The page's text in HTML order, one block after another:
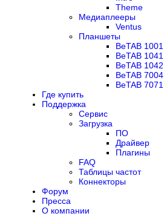
Theme
Медиаплееры
Ventus
Планшеты
BeTAB 1001
BeTAB 1041
BeTAB 1042
BeTAB 7004
BeTAB 7071
Где купить
Поддержка
Сервис
Загрузка
ПО
Драйвер
Плагины
FAQ
Таблицы частот
Коннекторы
Форум
Пресса
О компании